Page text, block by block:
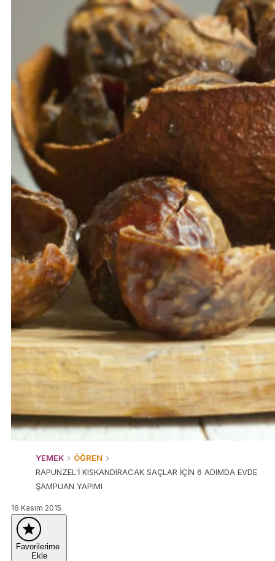
YEMEK
ÖĞREN
RAPUNZEL'İ KISKANDIRACAK SAÇLAR İÇİN 6 ADIMDA EVDE
ŞAMPUAN YAPIMI
16 Kasım 2015
Favorilerime
Ekle